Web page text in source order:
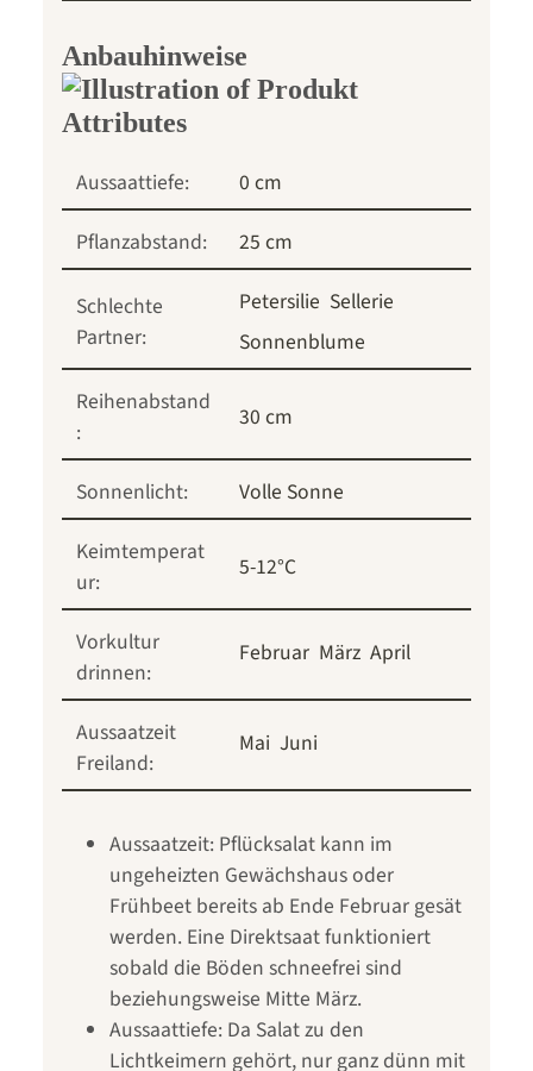
Anbauhinweise
Aussaattiefe:
0 cm
Pflanzabstand:
25 cm
Schlechte
Partner:
Petersilie Sellerie
Sonnenblume
Reihenabstand
:
30 cm
Sonnenlicht:
Volle Sonne
Keimtemperat
ur:
5-12°C
Vorkultur
drinnen:
Februar März April
Aussaatzeit
Freiland:
Mai Juni
Aussaatzeit: Pflücksalat kann im
ungeheizten Gewächshaus oder
Frühbeet bereits ab Ende Februar gesät
werden. Eine Direktsaat funktioniert
sobald die Böden schneefrei sind
beziehungsweise Mitte März.
Aussaattiefe: Da Salat zu den
Lichtkeimern gehört, nur ganz dünn mit